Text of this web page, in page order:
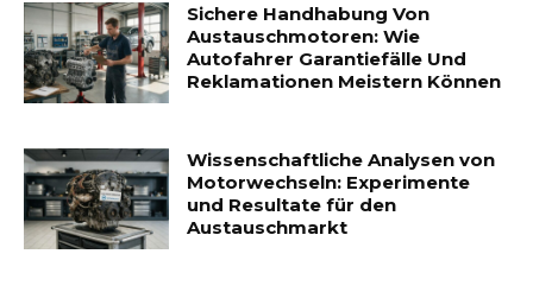
Sichere Handhabung Von
Austauschmotoren: Wie
Autofahrer Garantiefälle Und
Reklamationen Meistern Können
Wissenschaftliche Analysen von
Motorwechseln: Experimente
und Resultate für den
Austauschmarkt